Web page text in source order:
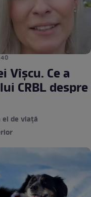
Vîșcu. Ce a
CRBL despre
ei de viață